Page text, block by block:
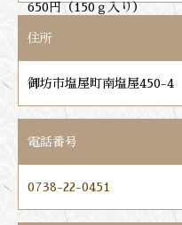
650円（150ｇ入り）
住所
御坊市塩屋町南塩屋450-4
電話番号
0738-22-0451